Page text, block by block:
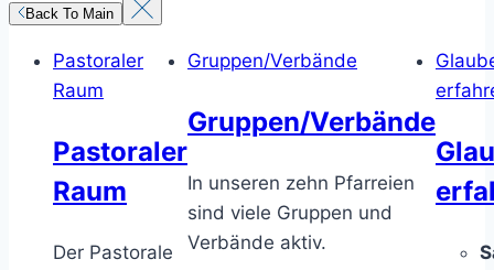
Back To Main
Pastoraler
Raum
Pastoraler
Raum
Der Pastorale
Gruppen/Verbände
Gruppen/Verbände
In unseren zehn Pfarreien
sind viele Gruppen und
Verbände aktiv.